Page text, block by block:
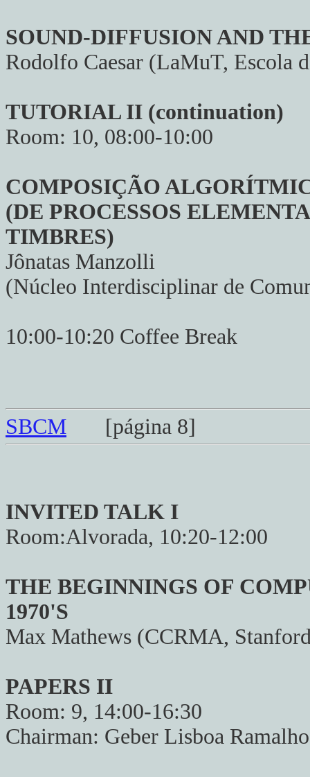
SOUND-DIFFUSION AND
Rodolfo Caesar (LaMuT, Escola
TUTORIAL II (continuation)
Room: 10, 08:00-10:00
COMPOSIÇÃO
(DE PROCESSOS
TIMBRES)
Jônatas Manzolli
(Núcleo Interdisciplinar de
10:00-10:20 Coffee Break
SBCM [página 8]
INVITED TALK I
Room:Alvorada, 10:20-12:00
THE BEGINNINGS OF
1970'S
Max Mathews (CCRMA,
PAPERS II
Room: 9, 14:00-16:30
Chairman: Geber Lisboa